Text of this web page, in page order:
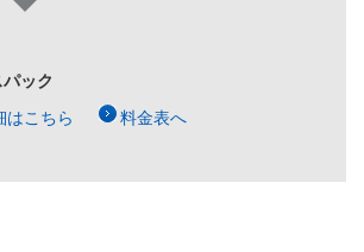
ック
はこちら
料金表へ